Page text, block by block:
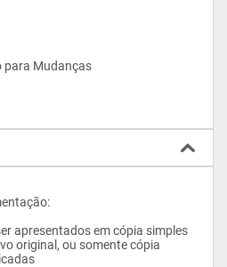
para Mudanças
apresentados em cópia simples
original, ou somente cópia